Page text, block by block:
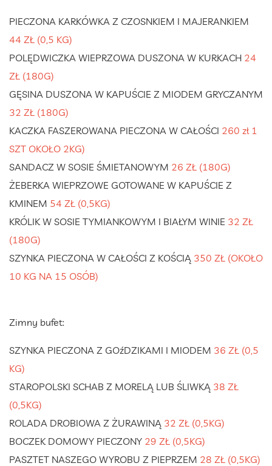
PIECZONA KARKÓWKA Z CZOSNKIEM I MAJERANKIEM
44 ZŁ (0,5 KG)
POLĘDWICZKA WIEPRZOWA DUSZONA W KURKACH 24
ZŁ (180G)
GĘSINA DUSZONA W KAPUŚCIE Z MIODEM GRYCZANYM
32 ZŁ (180G)
KACZKA FASZEROWANA PIECZONA W CAŁOŚCI 260 zł 1
SZT OKOŁO 2KG)
SANDACZ W SOSIE ŚMIETANOWYM 26 ZŁ (180G)
ŻEBERKA WIEPRZOWE GOTOWANE W KAPUŚCIE Z
KMINEM 54 ZŁ (0,5KG)
KRÓLIK W SOSIE TYMIANKOWYM I BIAŁYM WINIE 32 ZŁ
(180G)
SZYNKA PIECZONA W CAŁOŚCI Z KOŚCIĄ 350 ZŁ (OKOŁO
10 KG NA 15 OSÓB)
Zimny bufet:
SZYNKA PIECZONA Z GOźDZIKAMI I MIODEM 36 ZŁ (0,5
KG)
STAROPOLSKI SCHAB Z MORELĄ LUB ŚLIWKĄ 38 ZŁ
(0,5KG)
ROLADA DROBIOWA Z ŻURAWINĄ 32 ZŁ (0,5KG)
BOCZEK DOMOWY PIECZONY 29 ZŁ (0,5KG)
PASZTET NASZEGO WYROBU Z PIEPRZEM 28 ZŁ (0,5KG)